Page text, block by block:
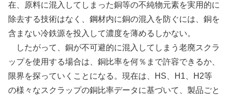
在、原料に混入してしまった銅等の不純物元素を実用的に
除去する技術はなく、鋼材内に銅の混入を防ぐには、銅を
含まない冷鉄源を投入して濃度を薄めるしかない。
したがって、銅が不可避的に混入してしまう老廃スクラ
ップを使用する場合は、銅比率を何％まで許容できるか、
限界を探っていくことになる。現在は、HS、H1、H2等
の様々なスクラップの銅比率データに基づいて、製品ごと